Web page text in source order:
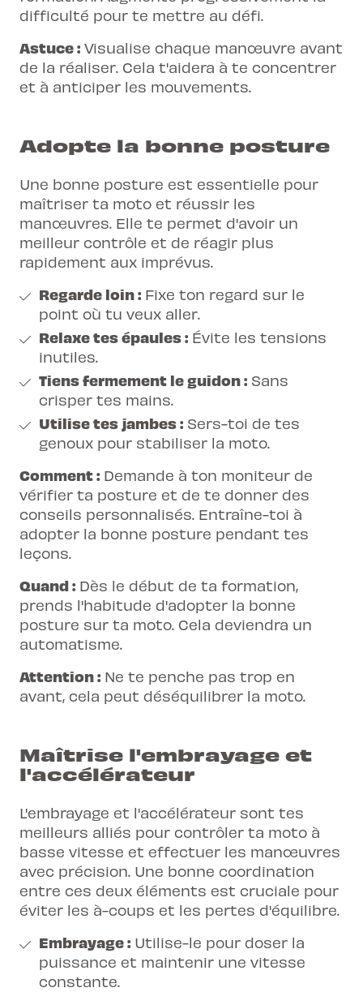
difficulté pour te mettre au défi.
Astuce : Visualise chaque manœuvre avant
de la réaliser. Cela t'aidera à te concentrer
et à anticiper les mouvements.
Adopte la bonne posture
Une bonne posture est essentielle pour
maîtriser ta moto et réussir les
manœuvres. Elle te permet d'avoir un
meilleur contrôle et de réagir plus
rapidement aux imprévus.
Regarde loin : Fixe ton regard sur le
point où tu veux aller.
Relaxe tes épaules : Évite les tensions
inutiles.
Tiens fermement le guidon : Sans
crisper tes mains.
Utilise tes jambes : Sers-toi de tes
genoux pour stabiliser la moto.
Comment : Demande à ton moniteur de
vérifier ta posture et de te donner des
conseils personnalisés. Entraîne-toi à
adopter la bonne posture pendant tes
leçons.
Quand : Dès le début de ta formation,
prends l'habitude d'adopter la bonne
posture sur ta moto. Cela deviendra un
automatisme.
Attention : Ne te penche pas trop en
avant, cela peut déséquilibrer la moto.
Maîtrise l'embrayage et
l'accélérateur
L'embrayage et l'accélérateur sont tes
meilleurs alliés pour contrôler ta moto à
basse vitesse et effectuer les manœuvres
avec précision. Une bonne coordination
entre ces deux éléments est cruciale pour
éviter les à-coups et les pertes d'équilibre.
Embrayage : Utilise-le pour doser la
puissance et maintenir une vitesse
constante.